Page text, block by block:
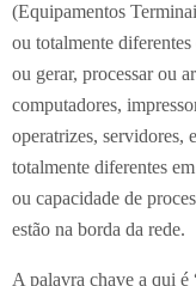
(Equipamentos
ou totalmente
ou gerar, processar ou
computadores,
operatrizes, servidores,
totalmente diferentes
ou capacidade de
estão na borda da rede.
A palavra chave a qui